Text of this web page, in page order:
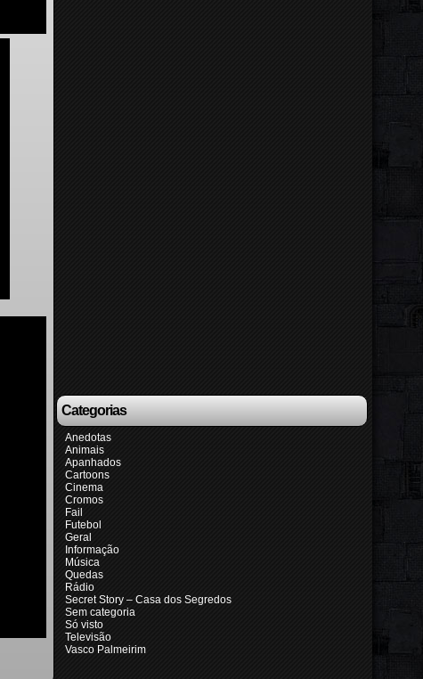
Categorias
Anedotas
Animais
Apanhados
Cartoons
Cinema
Cromos
Fail
Futebol
Geral
Informação
Música
Quedas
Rádio
Secret Story – Casa dos Segredos
Sem categoria
Só visto
Televisão
Vasco Palmeirim